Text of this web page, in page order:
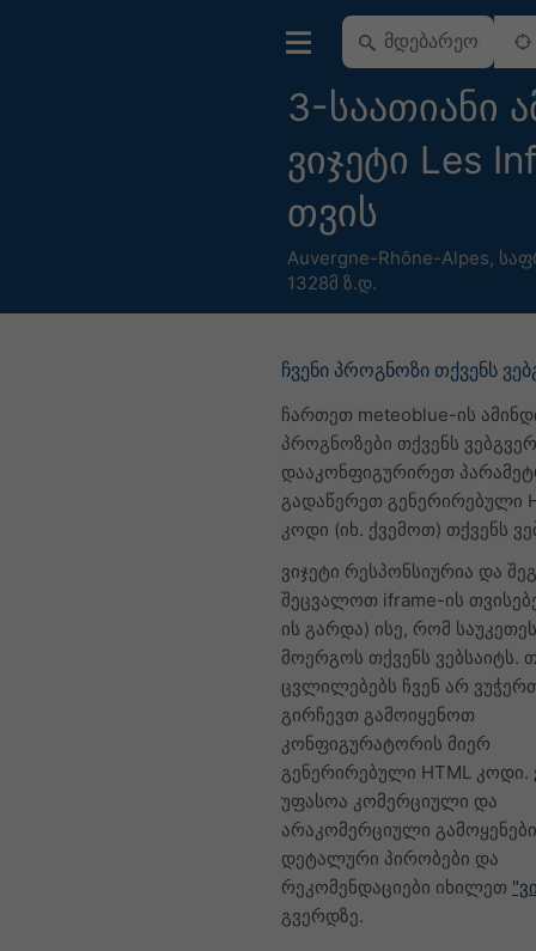
3-საათიანი
ვიჯეტი Les
თვის
Auvergne-Rhône-Alpes,
1328მ ზ.დ.
ჩვენი პროგნოზი თქვენს
ჩართეთ meteoblue-ის
პროგნოზები თქვენს
დააკონფიგურირეთ
გადაწერეთ გენერირებული
კოდი (იხ. ქვემოთ) თქვენს
ვიჯეტი რესპონსიურია და
შეცვალოთ iframe-ის
ის გარდა) ისე, რომ
მოერგოს თქვენს ვებსაიტს.
ცვლილებებს ჩვენ არ
გირჩევთ გამოიყენოთ
კონფიგურატორის მიერ
გენერირებული HTML კოდი.
უფასოა კომერციული და
არაკომერციული
დეტალური პირობები და
რეკომენდაციები იხილეთ
გვერდზე.